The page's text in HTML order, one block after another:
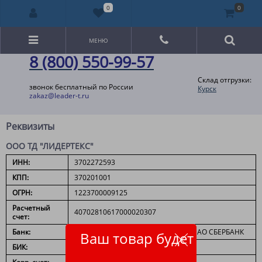
8 (800) 550-99-57
звонок бесплатный по России
zakaz@leader-t.ru
Склад отгрузки:
Курск
Ваш товар будет
МЕНЮ
Реквизиты
ООО ТД "ЛИДЕРТЕКС"
ИНН:
3702272593
КПП:
370201001
ОГРН:
1223700009125
Расчетный
счет:
40702810617000020307
Банк:
ИВАНОВСКОЕ ОТДЕЛЕНИЕ N 8639 ПАО СБЕРБАНК
БИК:
042406608
0 0